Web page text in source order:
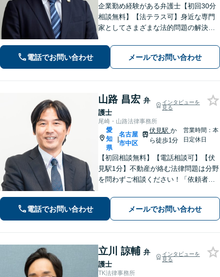
企業勤め経験がある弁護士【初回30分
相談無料】【法テラス可】身近な専門
家としてさまざまな法的問題の解決に
さまに寄り添いながらご納得頂けるま
でとことん対応！私に一度ご相談くだ
さい。【休日・夜間対応】
電話でお問い合わせ メールでお問い合わせ
山路 昌宏 弁
護士
インタビューを
見る
尾崎・山路法律事務所
愛
知
県
|
名古屋
市中区
伏見駅 か
ら徒歩1分
営業時間：本
日定休日
【初回相談無料】【電話相談可】【伏
見駅1分】不動産が絡む法律問題は分野
を問わずご相談ください！「依頼者さ
ひとりでも多くの方のお悩みを解決で
きるように尽力いたします。【メー
ル・Web相談可】【法テラス利用可】
電話でお問い合わせ メールでお問い合わせ
立川 諒輔 弁
護士
インタビューを
見る
TK法律事務所